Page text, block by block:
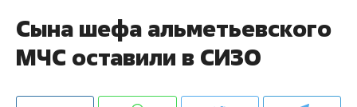
Сына шефа альметьевского
МЧС оставили в СИЗО